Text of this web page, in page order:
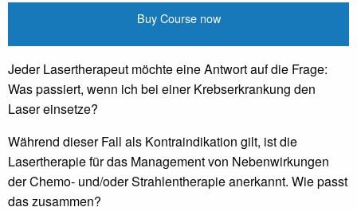
Buy Course now
Jeder Lasertherapeut möchte eine Antwort auf die Frage:
Was passiert, wenn ich bei einer Krebserkrankung den
Laser einsetze?
Während dieser Fall als Kontraindikation gilt, ist die
Lasertherapie für das Management von Nebenwirkungen
der Chemo- und/oder Strahlentherapie anerkannt. Wie passt
das zusammen?